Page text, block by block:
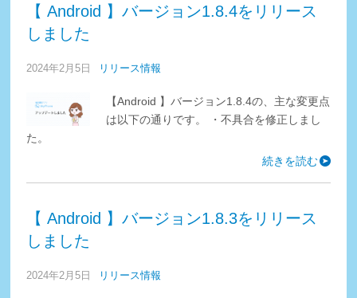
【 Android 】バージョン1.8.4をリリース
しました
2024年2月5日 リリース情報
【Android 】バージョン1.8.4の、主な変更点
は以下の通りです。 ・不具合を修正しまし
た。
続きを読む
【 Android 】バージョン1.8.3をリリース
しました
2024年2月5日 リリース情報